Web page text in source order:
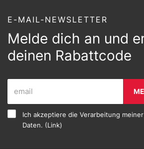
E-MAIL-NEWSLETTER
Melde dich an und
deinen Rabattcode
Ich akzeptiere die Verarbeitung
Daten. (Link)